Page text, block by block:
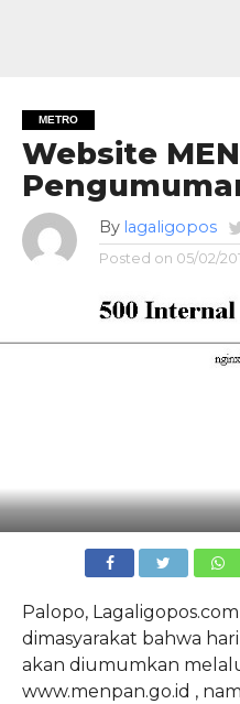
METRO
Website
By lagaligopos
Posted on 05/02/
Palopo, Lagaligopos.com
dimasyarakat bahwa
akan diumumkan
www.menpan.go.id ,